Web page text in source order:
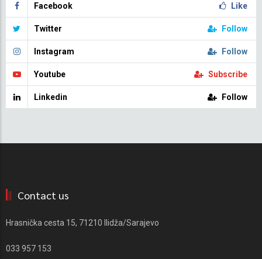
Facebook Like
Twitter Follow
Instagram Follow
Youtube Subscribe
Linkedin Follow
Contact us
Hrasnička cesta 15, 71210 Ilidža/Sarajevo
033 957 153